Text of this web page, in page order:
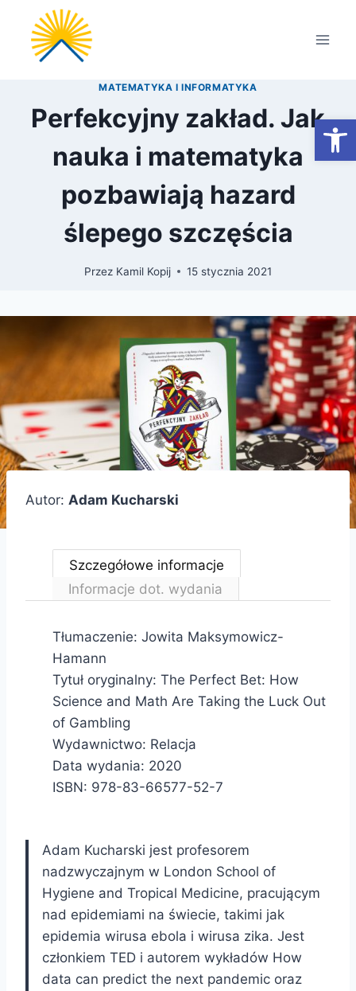
Przejdź
treści
MATEMATYKA I INFORMATYKA
Perfekcyjny zakład. Jak
nauka i matematyka
pozbawiają hazard
ślepego szczęścia
Przez Kamil Kopij 15 stycznia 2021
Autor: Adam Kucharski
Szczegółowe informacje
Informacje dot. wydania
Tłumaczenie: Jowita Maksymowicz-
Hamann
Tytuł oryginalny: The Perfect Bet: How
Science and Math Are Taking the Luck Out
of Gambling
Wydawnictwo: Relacja
Data wydania: 2020
ISBN: 978-83-66577-52-7
Adam Kucharski jest profesorem
nadzwyczajnym w London School of
Hygiene and Tropical Medicine, pracującym
nad epidemiami na świecie, takimi jak
epidemia wirusa ebola i wirusa zika. Jest
członkiem TED i autorem wykładów How
data can predict the next pandemic oraz